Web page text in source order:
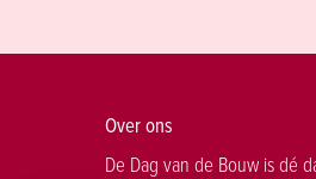
Over ons
De Dag van de Bouw is dé